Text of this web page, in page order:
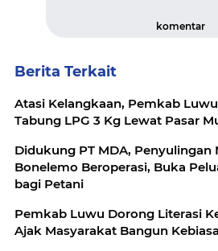
komentar
Berita Terkait
Atasi Kelangkaan, Pemkab
Tabung LPG 3 Kg Lewat Pasar
Didukung PT MDA, Penyulingan
Bonelemo Beroperasi, Buka
bagi Petani
Pemkab Luwu Dorong Literasi
Ajak Masyarakat Bangun